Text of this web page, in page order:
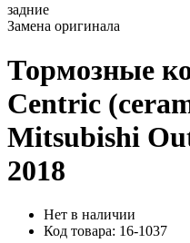
задние
Замена оригинала
Тормозные
Centric
Mitsubishi
2018
Нет в наличии
Код товара: 16-1037